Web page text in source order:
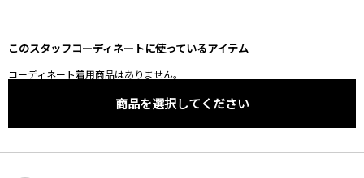
このスタッフコーディネートに使っているアイテム
コーディネート着用商品はありません。
商品を選択してください